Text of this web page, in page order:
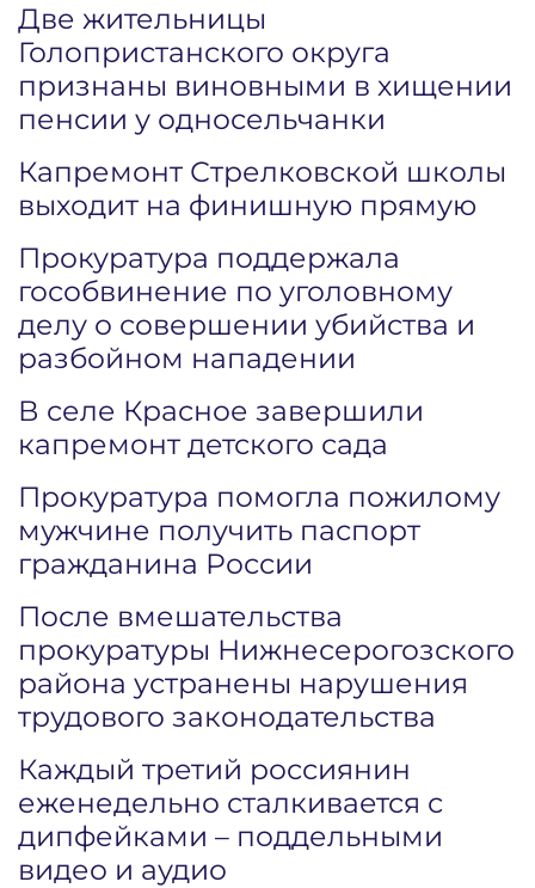
Две жительницы
Голопристанского округа
признаны виновными в хищении
пенсии у односельчанки
Капремонт Стрелковской школы
выходит на финишную прямую
Прокуратура поддержала
гособвинение по уголовному
делу о совершении убийства и
разбойном нападении
В селе Красное завершили
капремонт детского сада
Прокуратура помогла пожилому
мужчине получить паспорт
гражданина России
После вмешательства
прокуратуры Нижнесерогозского
района устранены нарушения
трудового законодательства
Каждый третий россиянин
еженедельно сталкивается с
дипфейками – поддельными
видео и аудио